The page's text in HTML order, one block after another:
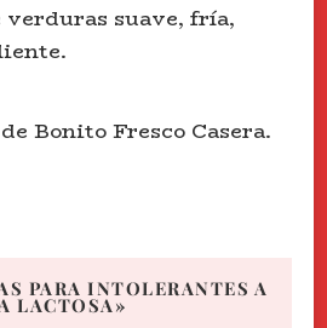
verduras suave, fría,
Bonito Fresco Casera.
PARA INTOLERANTES A
LACTOSA»